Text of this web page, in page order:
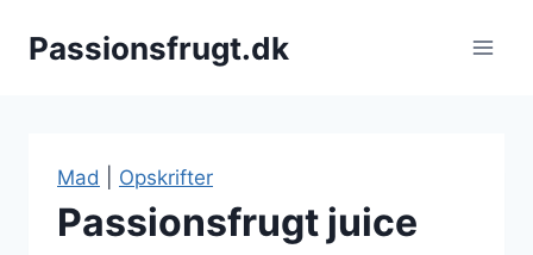
Passionsfrugt.dk
Mad Opskrifter
Passionsfrugt juice